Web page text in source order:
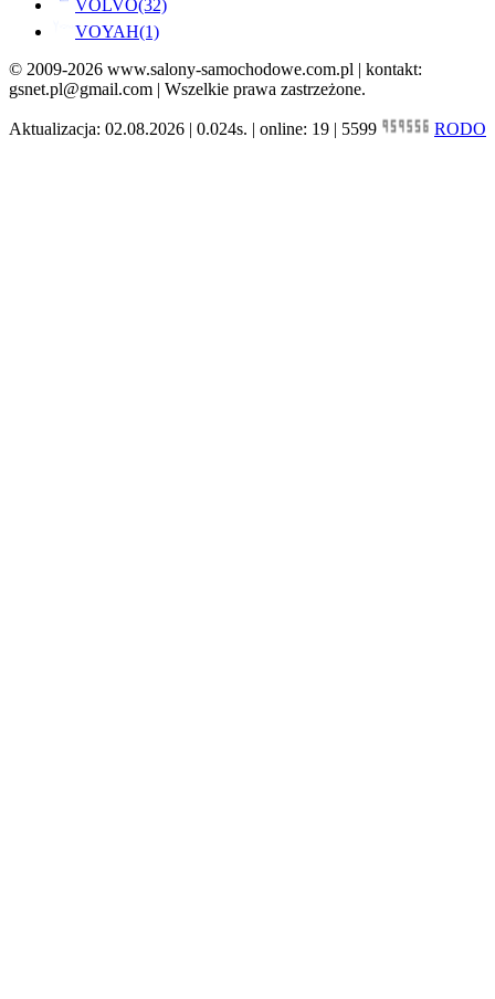
VOLVO(32)
VOYAH(1)
© 2009-2026 www.salony-samochodowe.com.pl | kontakt:
gsnet.pl@gmail.com | Wszelkie prawa zastrzeżone.
Aktualizacja: 02.08.2026 | 0.024s. | online: 19 | 5599 RODO